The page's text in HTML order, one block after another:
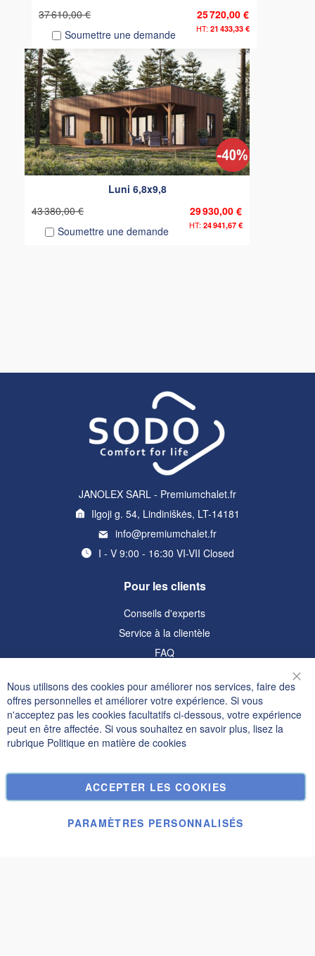
25 720,00 €
21 433,33 €
37 610,00 €
Soumettre une demande
Luni 6,8x9,8
29 930,00 €
24 941,67 €
43 380,00 €
Soumettre une demande
JANOLEX SARL - Premiumchalet.fr
Ilgoji g. 54, Lindiniškės, LT-14181
info@premiumchalet.fr
I - V 9:00 - 16:30 VI-VII Closed
Pour les clients
Conseils d'experts
Service à la clientèle
FAQ
Informations
Politique de confidentialité et cookies
Termes de recherche
Commandes et retours
Nous contacter
Nous utilisons des cookies pour améliorer nos services, faire des
offres personnelles et améliorer votre expérience. Si vous
n'acceptez pas les cookies facultatifs ci-dessous, votre expérience
peut en être affectée. Si vous souhaitez en savoir plus, lisez la
rubrique Politique en matière de cookies
ACCEPTER LES COOKIES
PARAMÈTRES PERSONNALISÉS